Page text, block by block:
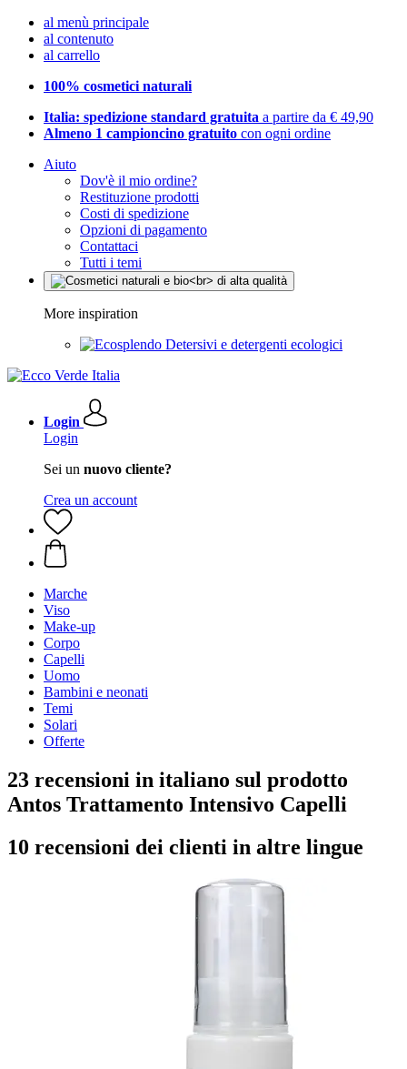
al menù principale
al contenuto
al carrello
100% cosmetici naturali
Italia: spedizione standard gratuita a partire da € 49,90
Almeno 1 campioncino gratuito con ogni ordine
Aiuto
Dov'è il mio ordine?
Restituzione prodotti
Costi di spedizione
Opzioni di pagamento
Contattaci
Tutti i temi
More inspiration
Detersivi e detergenti ecologici
Login
Login
Sei un nuovo cliente?
Crea un account
Marche
Viso
Make-up
Corpo
Capelli
Uomo
Bambini e neonati
Temi
Solari
Offerte
23 recensioni in italiano sul prodotto
Antos Trattamento Intensivo Capelli
10 recensioni dei clienti in altre lingue